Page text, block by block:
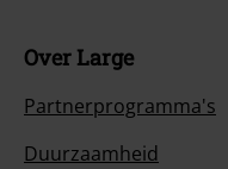
Over Large
Partnerprogramma's
Duurzaamheid